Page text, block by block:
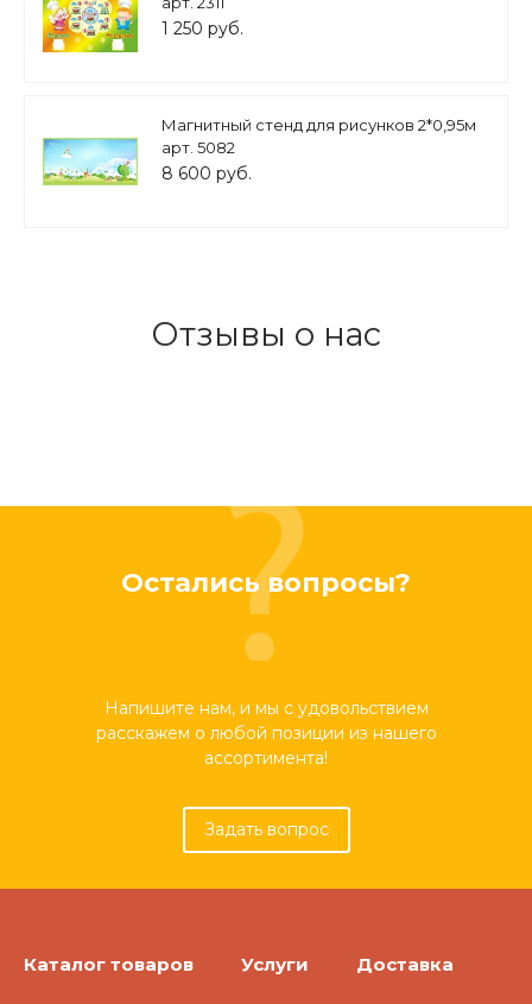
1 250 руб.
Магнитный стенд для рисунков 2*0,95м
арт. 5082
8 600 руб.
Отзывы о нас
Остались вопросы?
Напишите нам, и мы с удовольствием
расскажем о любой позиции из нашего
ассортимента!
Задать вопрос
Каталог товаров Услуги Доставка